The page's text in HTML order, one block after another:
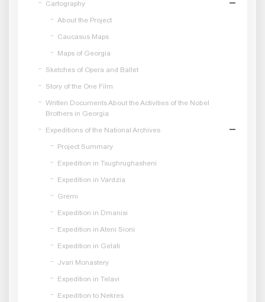
Cartography
About the Project
Caucasus Maps
Maps of Georgia
Sketches of Opera and Ballet
Story of the One Film
Written Documents About the Activities of the Nobel
Brothers in Georgia
Expeditions of the National Archives
Project Summary
Expedition in Tsughrughasheni
Expedition in Vardzia
Gremi
Expedition in Dmanisi
Expedition in Ateni Sioni
Expedition in Gelati
Jvari Monastery
Expedition in Telavi
Expedition to Nekres